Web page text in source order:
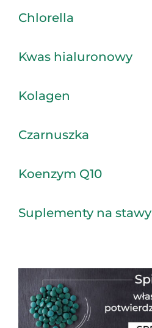
Chlorella
Kwas hialuronowy
Kolagen
Czarnuszka
Koenzym Q10
Suplementy na stawy